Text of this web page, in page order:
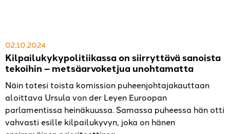
Kilpailukykypolitiikassa on siirryttävä sanoista
tekoihin – metsäarvoketjua unohtamatta
02.10.2024
Näin totesi toista komission puheenjohtajakauttaan
aloittava Ursula von der Leyen Euroopan
parlamentissa heinäkuussa. Samassa puheessa hän otti
vahvasti esille kilpailukyvyn, joka on hänen